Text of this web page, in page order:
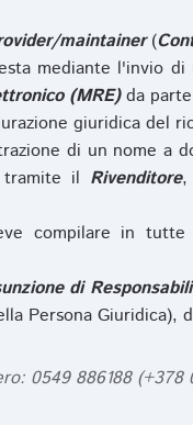
maintainer(
mediante l'invio di
(MRE)da
giuridica del
di un nome a
il Rivenditore,
compilare in
di
Persona Giuridica),
0549 886188